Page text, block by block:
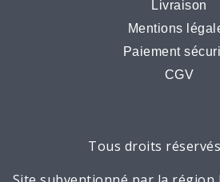
Livraison
Mentions
Paiement
CGV
Tous droits